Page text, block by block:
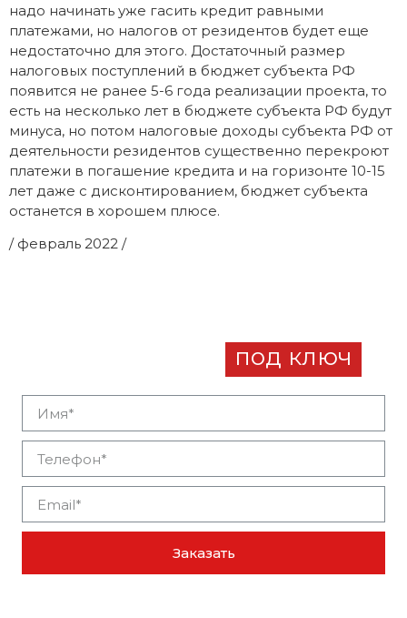
надо начинать уже гасить кредит равными
платежами, но налогов от резидентов будет еще
недостаточно для этого. Достаточный размер
налоговых поступлений в бюджет субъекта РФ
появится не ранее 5-6 года реализации проекта, то
есть на несколько лет в бюджете субъекта РФ будут
минуса, но потом налоговые доходы субъекта РФ от
деятельности резидентов существенно перекроют
платежи в погашение кредита и на горизонте 10-15
лет даже с дисконтированием, бюджет субъекта
останется в хорошем плюсе.
/ февраль 2022 /
под ключ
Заказать